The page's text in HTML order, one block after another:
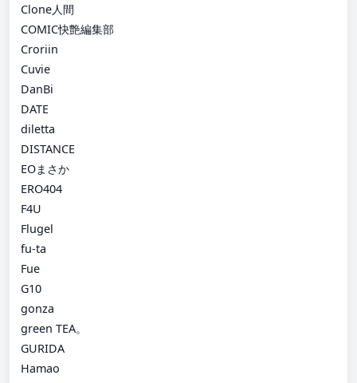
Clone人間
COMIC快艶編集部
Croriin
Cuvie
DanBi
DATE
diletta
DISTANCE
EOまさか
ERO404
F4U
Flugel
fu-ta
Fue
G10
gonza
green TEA。
GURIDA
Hamao